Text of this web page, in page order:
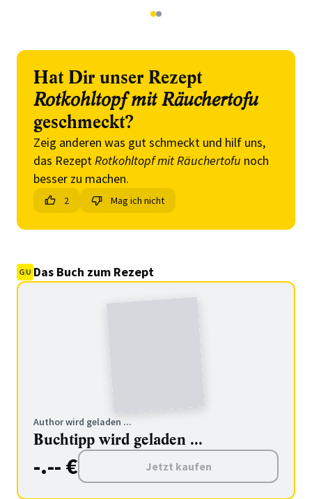
12
Hat Dir unser Rezept
Rotkohltopf mit Räuchertofu
geschmeckt?
Zeig anderen was gut schmeckt und hilf uns,
das RezeptRotkohltopf mit Räuchertofu noch
besser zu machen.
2 Mag ich nicht
Das Buch zum Rezept
Author wird geladen ...
Buchtipp wird geladen ...
-.-- € Jetzt kaufen